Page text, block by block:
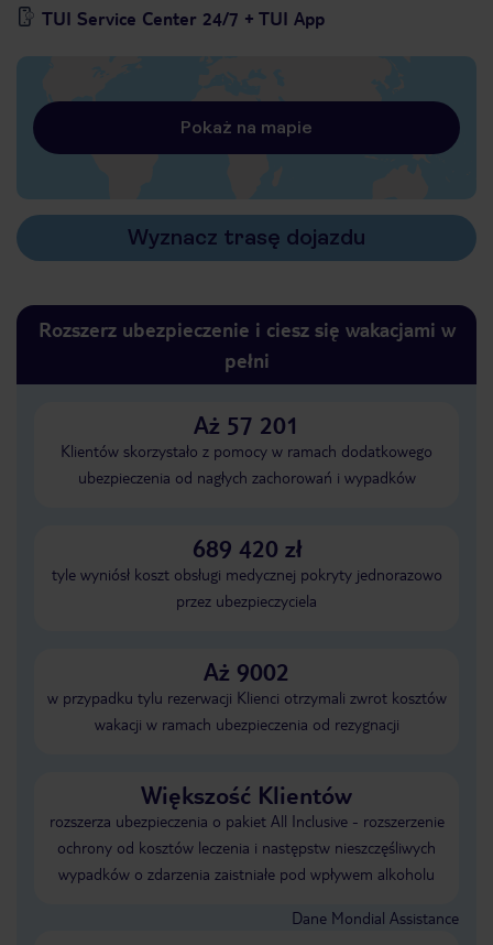
TUI Service Center 24/7 + TUI App
Pokaż na mapie
Wyznacz trasę dojazdu
Rozszerz ubezpieczenie i ciesz się wakacjami w
pełni
Aż 57 201
Klientów skorzystało z pomocy w ramach dodatkowego
ubezpieczenia od nagłych zachorowań i wypadków
689 420 zł
tyle wyniósł koszt obsługi medycznej pokryty jednorazowo
przez ubezpieczyciela
Aż 9002
w przypadku tylu rezerwacji Klienci otrzymali zwrot kosztów
wakacji w ramach ubezpieczenia od rezygnacji
Większość Klientów
rozszerza ubezpieczenia o pakiet All Inclusive - rozszerzenie
ochrony od kosztów leczenia i następstw nieszczęśliwych
wypadków o zdarzenia zaistniałe pod wpływem alkoholu
Dane Mondial Assistance